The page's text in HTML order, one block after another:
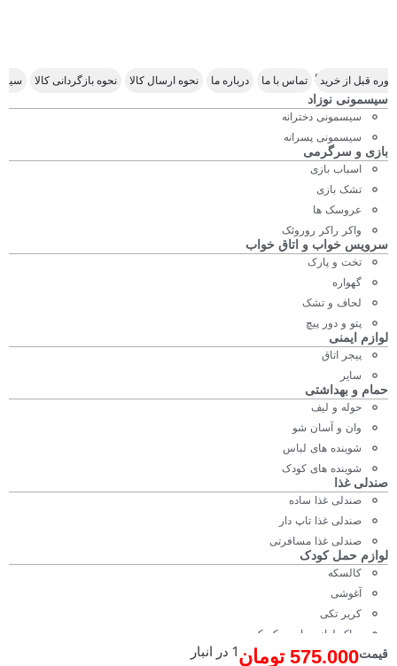
قیمت575.000 تومان1 در انبار
Scroll Right
قبل از خرید تماس با ما درباره ما نحوه ارسال کالا نحوه بازگردانی کالا
سیسمونی نوزاد
سیسمونی دخترانه
سیسمونی پسرانه
بازی و سرگرمی
اسباب بازی
تشک بازی
عروسک ها
واکر راکر روروئک
سرویس خواب و اتاق خواب
تخت و پارک
گهواره
لحاف و تشک
پتو و دور پیچ
لوازم ایمنی
پیجر اتاق
سایر
حمام و بهداشتی
حوله و لیف
وان و آسان شو
شوینده های لباس
شوینده های کودک
صندلی غذا
صندلی غذا ساده
صندلی غذا تاپ دار
صندلی غذا مسافرتی
لوازم حمل کودک
کالسکه
آغوشی
کریر تکی
ساک لوازم مادر و کودک
کریکات تکی و ساک حمل